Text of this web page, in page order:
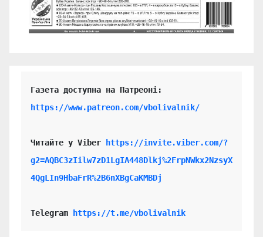
https://www.patreon.com/vbolivalnik/
Читайте у Viber
https://invite.viber.com/?
g2=AQBC3zIilw7zD1LgIA448Dlkj%2FrpNWkx2NzsyX
4QgLIn9HbaFrR%2B6nXBgCaKMBDj
Telegram https://t.me/vbolivalnik